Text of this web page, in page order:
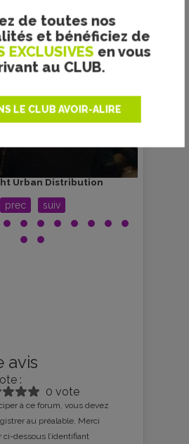
de toutes nos
et bénéficiez de
EXCLUSIVES en vous
au CLUB.
LE CLUB AVOIR-ALIRE
Urban Distribution
prec suiv
avis
:
0 vote
à ce forum, vous devez
au préalable. Merci
ci-dessous l’identifiant